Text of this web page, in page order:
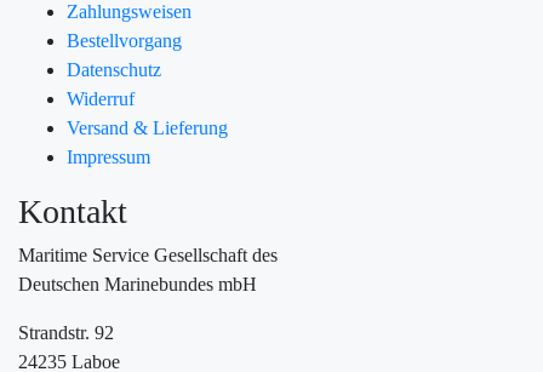
Zahlungsweisen
Bestellvorgang
Datenschutz
Widerruf
Versand & Lieferung
Impressum
Kontakt
Maritime Service Gesellschaft des
Deutschen Marinebundes mbH
Strandstr. 92
24235 Laboe